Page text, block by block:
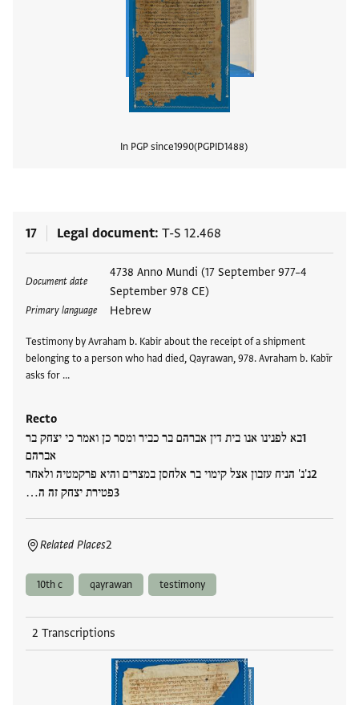
In PGP since1990 PGPID1488
17 Legal document T-S 12.468
Document date
4738 Anno Mundi (17 September 977–4
September 978 CE)
Primary language Hebrew
Testimony by Avraham b. Kabir about the receipt of a shipment
belonging to a person who had died, Qayrawan, 978. Avraham b. Kabīr
asks for …
Recto
בא לפנינו אנו בית דין אברהם בר כביר ומסר כן ואמר כי יצחק בר
אברהם
נ'נ' הניח עזבון אצל קימוי בר אלחסן במצרים והיא פרקמטיה ולאחר
פטירת יצחק זה ה…
Related Places2
10th c qayrawan testimony
2 Transcriptions